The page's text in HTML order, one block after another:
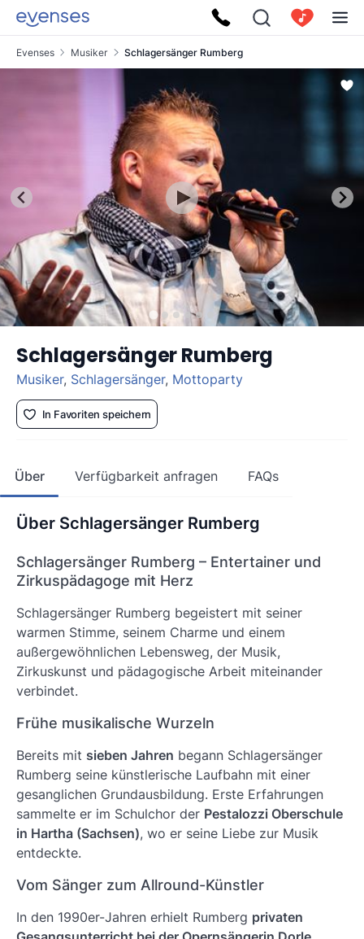
Evenses Musiker Schlagersänger Rumberg
Schlagersänger Rumberg
Musiker, Schlagersänger, Mottoparty
In Favoriten speichern
Über Verfügbarkeit anfragen FAQs
Über Schlagersänger Rumberg
Schlagersänger Rumberg – Entertainer und
Zirkuspädagoge mit Herz
Schlagersänger Rumberg begeistert mit seiner
warmen Stimme, seinem Charme und einem
außergewöhnlichen Lebensweg, der Musik,
Zirkuskunst und pädagogische Arbeit miteinander
verbindet.
Frühe musikalische Wurzeln
Bereits mit sieben Jahren begann Schlagersänger
Rumberg seine künstlerische Laufbahn mit einer
gesanglichen Grundausbildung. Erste Erfahrungen
sammelte er im Schulchor der Pestalozzi Oberschule
in Hartha (Sachsen), wo er seine Liebe zur Musik
entdeckte.
Vom Sänger zum Allround-Künstler
In den 1990er-Jahren erhielt Rumberg privaten